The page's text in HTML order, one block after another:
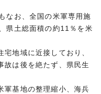
なお、全国の米軍専用施
県土総面積の約11％を米
地域に近接しており、
故は後を絶たず、県民生
軍基地の整理縮小、海兵